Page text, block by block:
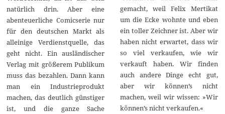
natürlich drin. Aber eine
abenteuerliche Comicserie nur
für den deutschen Markt als
alleinige Verdienstquelle, das
geht nicht. Ein ausländischer
Verlag mit größerem Publikum
muss das bezahlen. Dann kann
man ein Industrieprodukt
machen, das deutlich günstiger
ist, und die ganze Sache
gemacht, weil Felix Mertikat
um die Ecke wohnte und eben
ein toller Zeichner ist. Aber wir
haben nicht erwartet, dass wir
so viel verkaufen, wie wir
verkauft haben. Wir finden
auch andere Dinge echt gut,
aber wir können’s nicht
machen, weil wir wissen: »Wir
können’s nicht verkaufen.«